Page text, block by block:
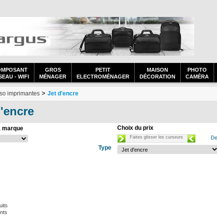
- WIFI
GROS
MÉNAGER
PETIT
ELECTROMÉNAGER
MAISON
DÉCORATION
PHOTO
CAMÉRA
imprimantes > Jet d'encre
marque Choix du prix
Faites glisser les curseurs
Type